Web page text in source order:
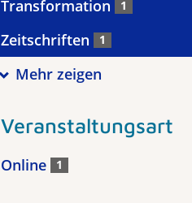
Transformation 1
Zeitschriften 1
Mehr zeigen
Veranstaltungsart
Online 1